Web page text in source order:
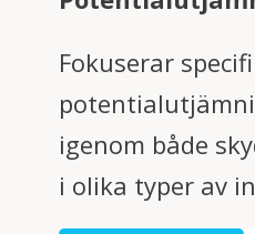
Fokuserar
igenom både
i olika typer av